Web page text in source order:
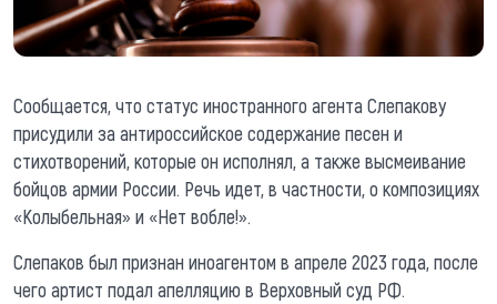
Сообщается, что статус иностранного агента Слепакову
присудили за антироссийское содержание песен и
стихотворений, которые он исполнял, а также высмеивание
бойцов армии России. Речь идет, в частности, о композициях
«Колыбельная» и «Нет вобле!».
Слепаков был признан иноагентом в апреле 2023 года, после
чего артист подал апелляцию в Верховный суд РФ.